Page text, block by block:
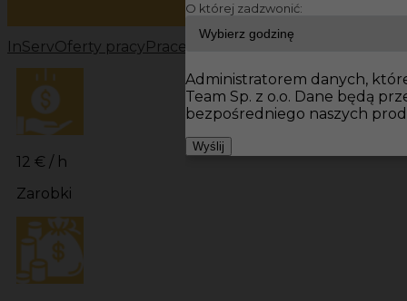
InServOferty pracy Prace wykończeniowe Niemcy
12 € / h
Zarobki
O której zadzwonić:
Administratorem danych,
Team Sp. z o.o. Dane będą
bezpośredniego naszych
Wyślij